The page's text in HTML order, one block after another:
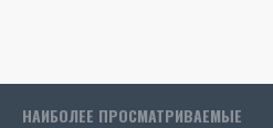
НАИБОЛЕЕ ПРОСМАТРИВАЕМЫЕ